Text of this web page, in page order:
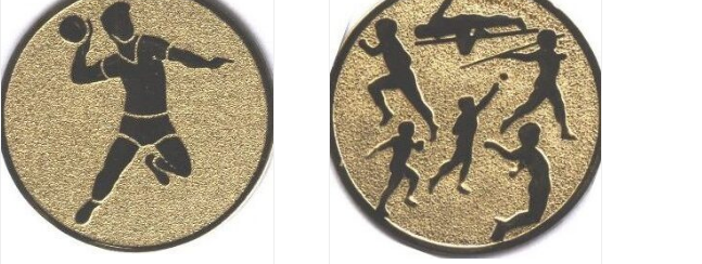
produkt
má
více
variant.
Možnosti
lze
vybrat
na
stránce
produkt
má
více
variant.
Možnosti
lze
vybrat
na
stránce